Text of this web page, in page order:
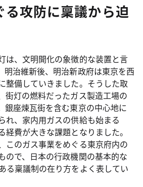
る攻防に稟議から迫
は、文明開化の象徴的な装置と言
明治維新後、明治新政府は東京を西
整備していきました。そうした取
街灯の燃料だったガス製造工場の
銀座煉瓦街を含む東京の中心地に
れ、家内用ガスの供給も始まる
経費が大きな課題となりました。
このガス事業をめぐる東京府内の
ので、日本の行政機関の基本的な
る稟議制の在り方をよく表してい